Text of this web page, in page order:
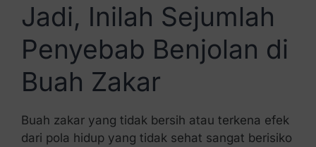
Jadi, Inilah Sejumlah
Penyebab Benjolan di
Buah Zakar
Buah zakar yang tidak bersih atau terkena efek
dari pola hidup yang tidak sehat sangat berisiko